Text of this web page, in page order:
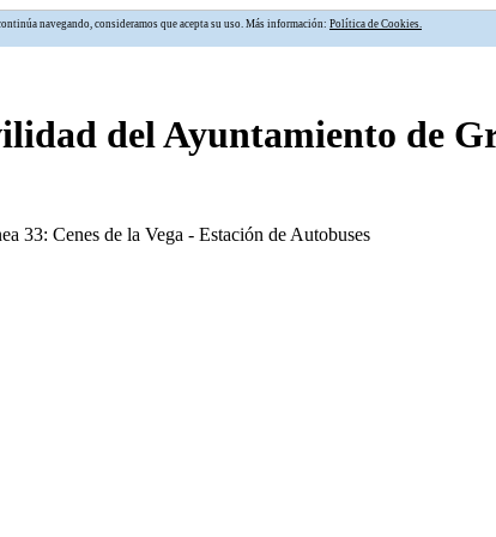
navegando, consideramos que acepta su uso. Más información: Política de Cookies.
del Ayuntamiento de
33: Cenes de la Vega - Estación de Autobuses